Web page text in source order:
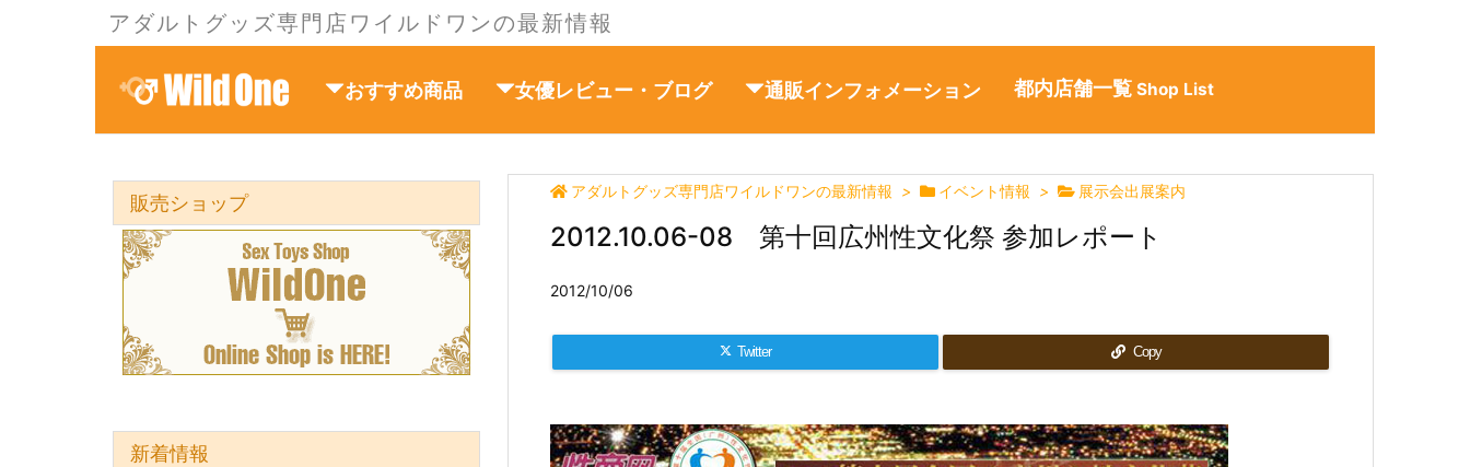
アダルトグッズ専門店ワイルドワンの最新情報
おすすめ商品 女優レビュー・ブログ 通販インフォメーション 都内店舗一覧 Shop List
アダルトグッズ専門店ワイルドワンの最新情報 > イベント情報 > 展示会出展案内
2012.10.06-08 第十回広州性文化祭 参加レポート
2012/10/06
Twitter Copy
販売ショップ
新着情報